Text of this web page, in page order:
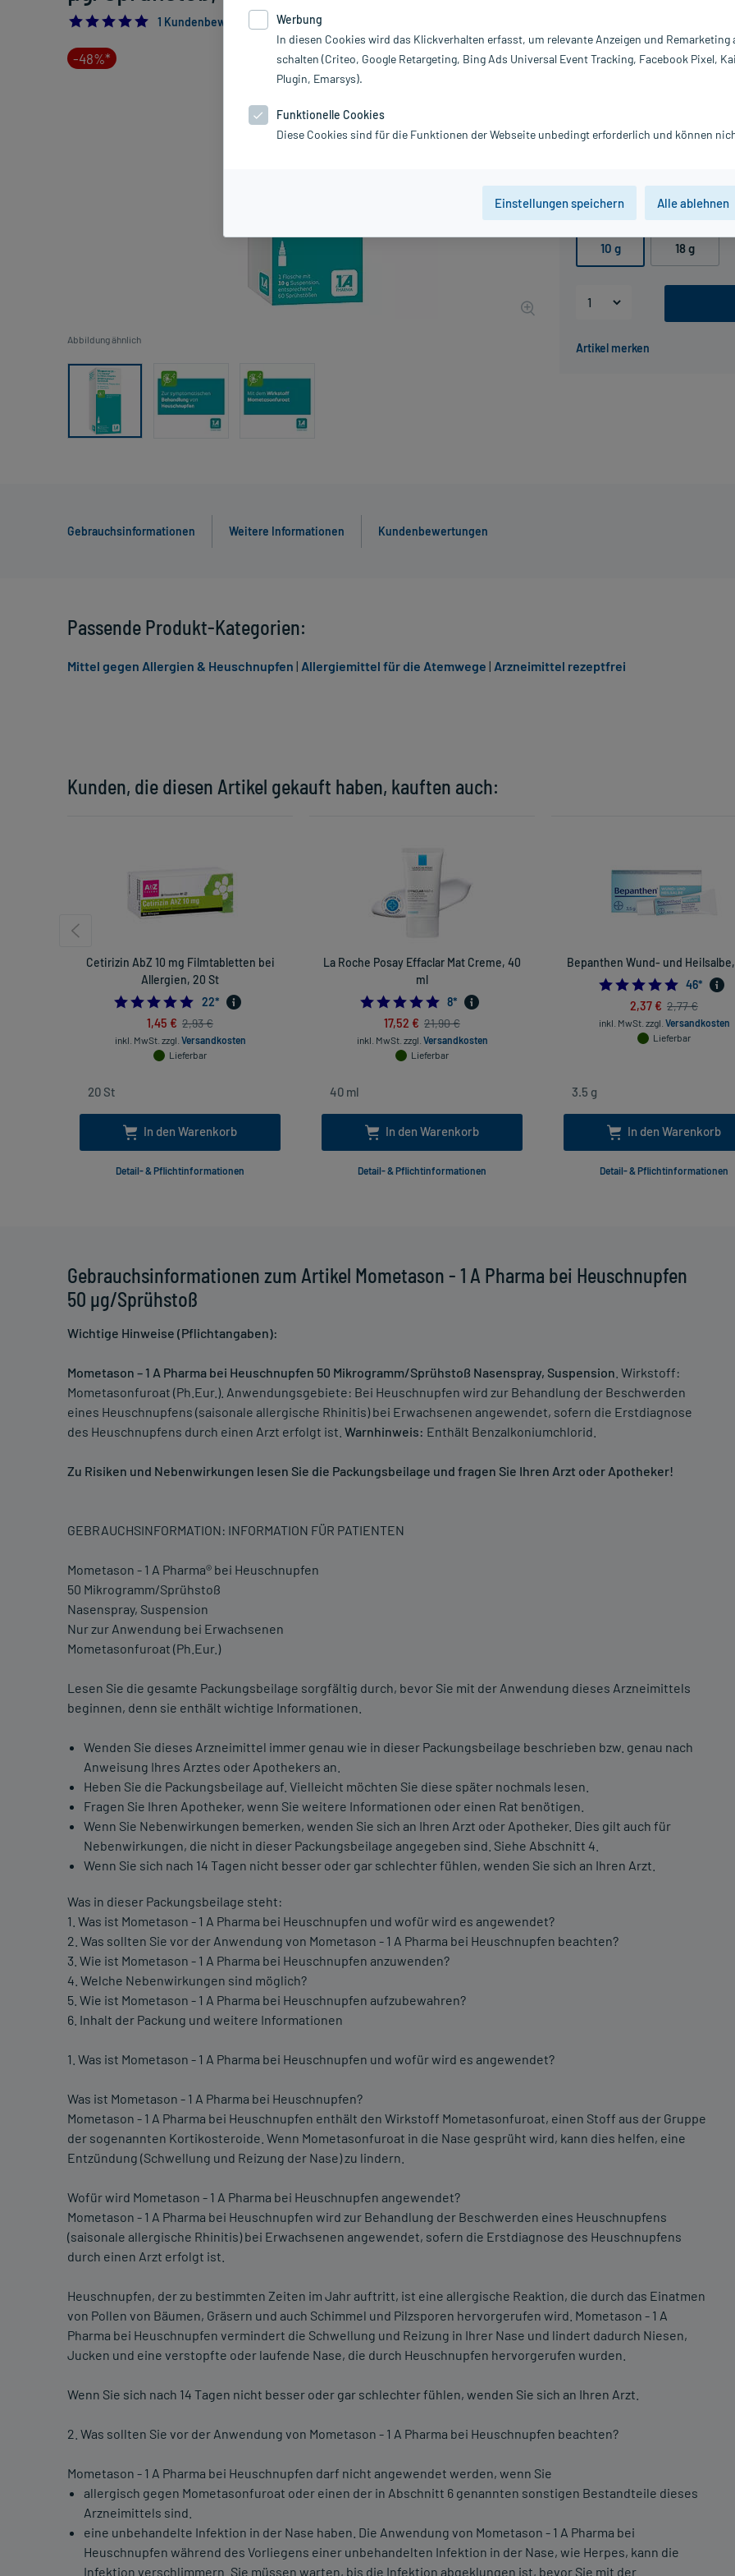
5.0
1 Kundenbewertung*
-48%*
Abbildung ähnlich
4,69 € UVP 9,19 €
Packungseinheit
10 g 18 g
PZN:
Hersteller:
1
Gebrauchsinformationen Weitere Informationen Kundenbewertungen
Gebrauchsinformationen zum Artikel Mometason - 1 A Pharma bei Heuschnupfen
50 µg/Sprühstoß
Wichtige Hinweise (Pflichtangaben):
Mometason – 1 A Pharma bei Heuschnupfen 50 Mikrogramm/Sprühstoß Nasenspray, Suspension . Wirkstoff:
Mometasonfuroat (Ph.Eur.). Anwendungsgebiete: Bei Heuschnupfen wird zur Behandlung der Beschwerden
eines Heuschnupfens (saisonale allergische Rhinitis) bei Erwachsenen angewendet, sofern die Erstdiagnose
des Heuschnupfens durch einen Arzt erfolgt ist. Warnhinweis: Enthält Benzalkoniumchlorid.
Zu Risiken und Nebenwirkungen lesen Sie die Packungsbeilage und fragen Sie Ihren Arzt oder Apotheker!
GEBRAUCHSINFORMATION: INFORMATION FÜR PATIENTEN
Mometason - 1 A Pharma® bei Heuschnupfen
50 Mikrogramm/Sprühstoß
Nasenspray, Suspension
Nur zur Anwendung bei Erwachsenen
Mometasonfuroat (Ph.Eur.)
Lesen Sie die gesamte Packungsbeilage sorgfältig durch, bevor Sie mit der Anwendung dieses Arzneimittels
beginnen, denn sie enthält wichtige Informationen.
Wenden Sie dieses Arzneimittel immer genau wie in dieser Packungsbeilage beschrieben bzw. genau nach
Anweisung Ihres Arztes oder Apothekers an.
Heben Sie die Packungsbeilage auf. Vielleicht möchten Sie diese später nochmals lesen.
Fragen Sie Ihren Apotheker, wenn Sie weitere Informationen oder einen Rat benötigen.
Wenn Sie Nebenwirkungen bemerken, wenden Sie sich an Ihren Arzt oder Apotheker. Dies gilt auch für
Nebenwirkungen, die nicht in dieser Packungsbeilage angegeben sind. Siehe Abschnitt 4.
Wenn Sie sich nach 14 Tagen nicht besser oder gar schlechter fühlen, wenden Sie sich an Ihren Arzt.
Was in dieser Packungsbeilage steht:
1. Was ist Mometason - 1 A Pharma bei Heuschnupfen und wofür wird es angewendet?
2. Was sollten Sie vor der Anwendung von Mometason - 1 A Pharma bei Heuschnupfen beachten?
3. Wie ist Mometason - 1 A Pharma bei Heuschnupfen anzuwenden?
4. Welche Nebenwirkungen sind möglich?
5. Wie ist Mometason - 1 A Pharma bei Heuschnupfen aufzubewahren?
6. Inhalt der Packung und weitere Informationen
1. Was ist Mometason - 1 A Pharma bei Heuschnupfen und wofür wird es angewendet?
Was ist Mometason - 1 A Pharma bei Heuschnupfen?
Mometason - 1 A Pharma bei Heuschnupfen enthält den Wirkstoff Mometasonfuroat, einen Stoff aus der Gruppe
der sogenannten Kortikosteroide. Wenn Mometasonfuroat in die Nase gesprüht wird, kann dies helfen, eine
Entzündung (Schwellung und Reizung der Nase) zu lindern.
Wofür wird Mometason - 1 A Pharma bei Heuschnupfen angewendet?
Mometason - 1 A Pharma bei Heuschnupfen wird zur Behandlung der Beschwerden eines Heuschnupfens
(saisonale allergische Rhinitis) bei Erwachsenen angewendet, sofern die Erstdiagnose des Heuschnupfens
durch einen Arzt erfolgt ist.
Heuschnupfen, der zu bestimmten Zeiten im Jahr auftritt, ist eine allergische Reaktion, die durch das Einatmen
von Pollen von Bäumen, Gräsern und auch Schimmel und Pilzsporen hervorgerufen wird. Mometason - 1 A
Pharma bei Heuschnupfen vermindert die Schwellung und Reizung in Ihrer Nase und lindert dadurch Niesen,
Jucken und eine verstopfte oder laufende Nase, die durch Heuschnupfen hervorgerufen wurden.
Wenn Sie sich nach 14 Tagen nicht besser oder gar schlechter fühlen, wenden Sie sich an Ihren Arzt.
2. Was sollten Sie vor der Anwendung von Mometason - 1 A Pharma bei Heuschnupfen beachten?
Mometason - 1 A Pharma bei Heuschnupfen darf nicht angewendet werden, wenn Sie
allergisch gegen Mometasonfuroat oder einen der in Abschnitt 6 genannten sonstigen Bestandteile dieses
Arzneimittels sind.
eine unbehandelte Infektion in der Nase haben. Die Anwendung von Mometason - 1 A Pharma bei
Heuschnupfen während des Vorliegens einer unbehandelten Infektion in der Nase, wie Herpes, kann die
Infektion verschlimmern. Sie müssen warten, bis die Infektion abgeklungen ist, bevor Sie mit der
Kunden, die diesen Artikel gekauft haben, kauften auch:
Cetirizin AbZ 10 mg Filmtabletten bei
Allergien, 20 St
4.954545454545454
22*
1,45 € 2,93 €
inkl. MwSt. zzgl. Versandkosten
Lieferbar
In den Warenkorb
Detail- & Pflichtinformationen
La Roche Posay Effaclar Mat Creme, 40
ml
4.875
8*
17,52 € 21,90 €
inkl. MwSt. zzgl. Versandkosten
Lieferbar
In den Warenkorb
Detail- & Pflichtinformationen
Bepanthen Wund- und
5.0
46*
2,37 € 2,77 €
inkl. MwSt. zzgl. Versandkosten
Lieferbar
In den Warenkorb
Detail- & Pflichtinformationen
Passende Produkt-Kategorien:
Mittel gegen Allergien & Heuschnupfen | Allergiemittel für die Atemwege | Arzneimittel rezeptfrei
Werbung
In diesen Cookies wird das Klickverhalten erfasst, um relevante Anzeigen und Remarketing
schalten (Criteo, Google Retargeting, Bing Ads Universal Event Tracking, Facebook Pixel,
Plugin, Emarsys).
Funktionelle Cookies
Diese Cookies sind für die Funktionen der Webseite unbedingt erforderlich und können
Einstellungen speichern Alle ablehnen